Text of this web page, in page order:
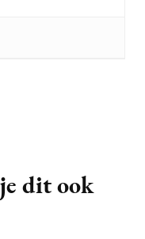
dit ook